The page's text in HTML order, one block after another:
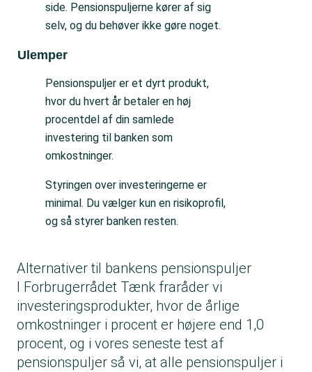
side. Pensionspuljerne kører af sig
selv, og du behøver ikke gøre noget.
Ulemper
Pensionspuljer er et dyrt produkt,
hvor du hvert år betaler en høj
procentdel af din samlede
investering til banken som
omkostninger.
Styringen over investeringerne er
minimal. Du vælger kun en risikoprofil,
og så styrer banken resten.
Alternativer til bankens pensionspuljer
I Forbrugerrådet Tænk fraråder vi
investeringsprodukter, hvor de årlige
omkostninger i procent er højere end 1,0
procent, og i vores senestetest af
pensionspuljer så vi, at alle pensionspuljer i